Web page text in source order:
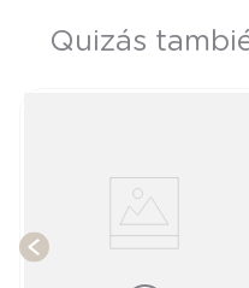
Quizás